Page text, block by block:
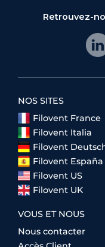
Retrouvez-
NOS SITES
Filovent France
Filovent Italia
Filovent
Filovent España
Filovent US
Filovent UK
VOUS ET NOUS
Nous contacter